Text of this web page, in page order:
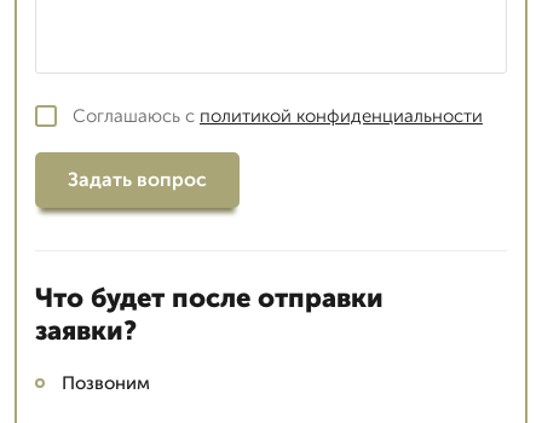
Соглашаюсь с политикой конфиденциальности
Задать вопрос
Что будет после отправки
заявки?
Позвоним